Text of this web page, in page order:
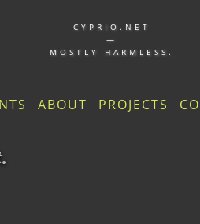
CYPRIO.NET
—
MOSTLY HARMLESS.
ABOUT PROJECTS